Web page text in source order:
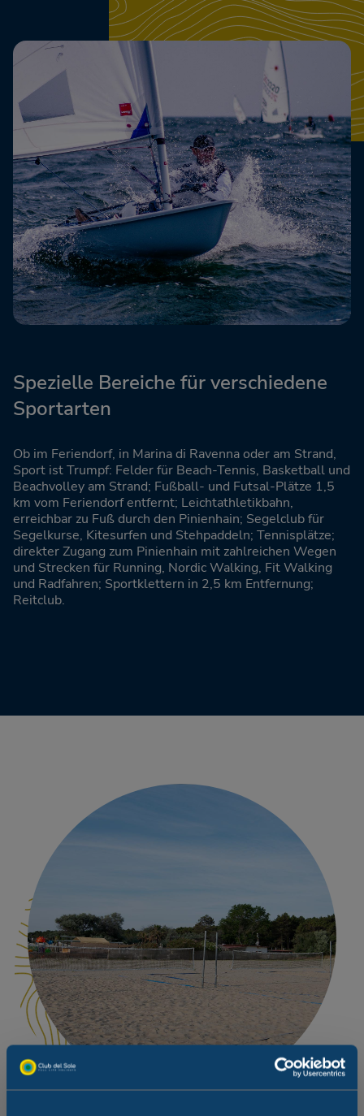
Spezielle Bereiche für verschiedene
Sportarten
Ob im Feriendorf, in Marina di Ravenna oder am Strand,
Sport ist Trumpf: Felder für Beach-Tennis, Basketball und
Beachvolley am Strand; Fußball- und Futsal-Plätze 1,5
km vom Feriendorf entfernt; Leichtathletikbahn,
erreichbar zu Fuß durch den Pinienhain; Segelclub für
Segelkurse, Kitesurfen und Stehpaddeln; Tennisplätze;
direkter Zugang zum Pinienhain mit zahlreichen Wegen
und Strecken für Running, Nordic Walking, Fit Walking
und Radfahren; Sportklettern in 2,5 km Entfernung;
Reitclub.